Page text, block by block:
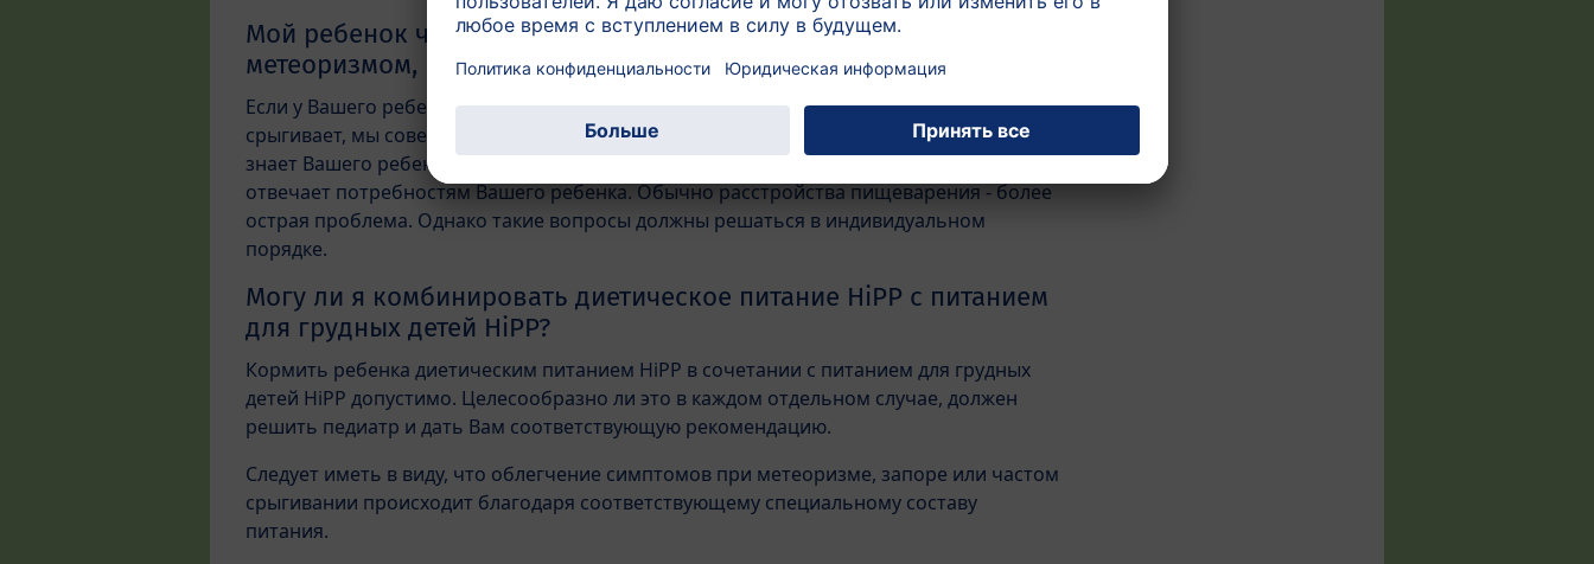
Мой ребенок часто срыгивает и одновременно страдает
метеоризмом, какое питание Вы рекомендуете?
Если у Вашего ребенка проблемы с пищеварением, и в то же время он часто
срыгивает, мы советуем Вам обязательно обсудить эту проблему с педиатром. Он
знает Вашего ребенка и сможет лучше оценить ситуацию и решить, какое питание
отвечает потребностям Вашего ребенка. Обычно расстройства пищеварения - более
острая проблема. Однако такие вопросы должны решаться в индивидуальном
порядке.
Могу ли я комбинировать диетическое питание HiPP с питанием
для грудных детей HiPP?
Кормить ребенка диетическим питанием HiPP в сочетании с питанием для грудных
детей HiPP допустимо. Целесообразно ли это в каждом отдельном случае, должен
решить педиатр и дать Вам соответствующую рекомендацию.
Следует иметь в виду, что облегчение симптомов при метеоризме, запоре или частом
срыгивании происходит благодаря соответствующему специальному составу
питания.